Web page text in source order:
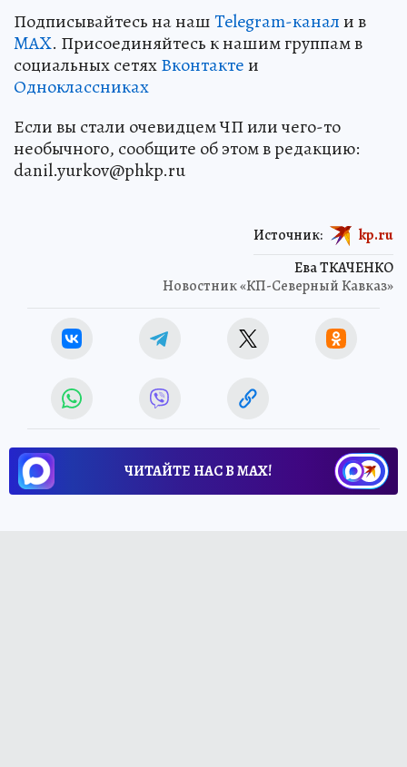
Подписывайтесь на нашTelegram-канали в
MAX. Присоединяйтесь к нашим группам в
социальных сетяхВконтактеи
Одноклассниках
Если вы стали очевидцем ЧП или чего-то
необычного, сообщите об этом в редакцию:
danil.yurkov@phkp.ru
Ева ТКАЧЕНКО
Новостник «КП-Северный Кавказ»
Источник: kp.ru
ЧИТАЙТЕ НАС В МАХ!